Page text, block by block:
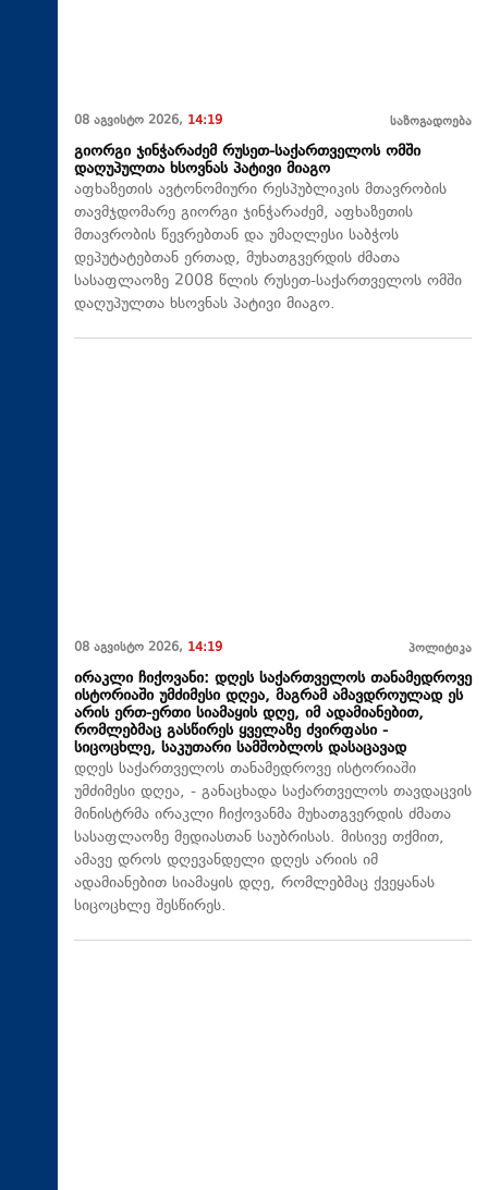
08 აგვისტო 2026, 14:19 საზოგადოება
გიორგი ჯინჭარაძემ რუსეთ-საქართველოს ომში
დაღუპულთა ხსოვნას პატივი მიაგო
აფხაზეთის ავტონომიური რესპუბლიკის მთავრობის
თავმჯდომარე გიორგი ჯინჭარაძემ, აფხაზეთის
მთავრობის წევრებთან და უმაღლესი საბჭოს
დეპუტატებთან ერთად, მუხათგვერდის ძმათა
სასაფლაოზე 2008 წლის რუსეთ-საქართველოს ომში
დაღუპულთა ხსოვნას პატივი მიაგო.
08 აგვისტო 2026, 14:19 პოლიტიკა
ირაკლი ჩიქოვანი: დღეს საქართველოს თანამედროვე
ისტორიაში უმძიმესი დღეა, მაგრამ ამავდროულად ეს
არის ერთ-ერთი სიამაყის დღე, იმ ადამიანებით,
რომლებმაც გასწირეს ყველაზე ძვირფასი -
სიცოცხლე, საკუთარი სამშობლოს დასაცავად
დღეს საქართველოს თანამედროვე ისტორიაში
უმძიმესი დღეა, - განაცხადა საქართველოს თავდაცვის
მინისტრმა ირაკლი ჩიქოვანმა მუხათგვერდის ძმათა
სასაფლაოზე მედიასთან საუბრისას. მისივე თქმით,
ამავე დროს დღევანდელი დღეს არიის იმ
ადამიანებით სიამაყის დღე, რომლებმაც ქვეყანას
სიცოცხლე შესწირეს.